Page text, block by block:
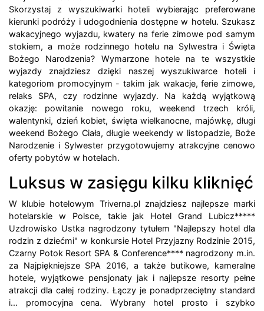
Skorzystaj z wyszukiwarki hoteli wybierając preferowane
kierunki podróży i udogodnienia dostępne w hotelu. Szukasz
wakacyjnego wyjazdu, kwatery na ferie zimowe pod samym
stokiem, a może rodzinnego hotelu na Sylwestra i Święta
Bożego Narodzenia? Wymarzone hotele na te wszystkie
wyjazdy znajdziesz dzięki naszej wyszukiwarce hoteli i
kategoriom promocyjnym - takim jak wakacje, ferie zimowe,
relaks SPA, czy rodzinne wyjazdy. Na każdą wyjątkową
okazję: powitanie nowego roku, weekend trzech króli,
walentynki, dzień kobiet, święta wielkanocne, majówkę, długi
weekend Bożego Ciała, długie weekendy w listopadzie, Boże
Narodzenie i Sylwester przygotowujemy atrakcyjne cenowo
oferty pobytów w hotelach.
Luksus w zasięgu kilku kliknięć
W klubie hotelowym Triverna.pl znajdziesz najlepsze marki
hotelarskie w Polsce, takie jak Hotel Grand Lubicz*****
Uzdrowisko Ustka nagrodzony tytułem "Najlepszy hotel dla
rodzin z dziećmi" w konkursie Hotel Przyjazny Rodzinie 2015,
Czarny Potok Resort SPA & Conference**** nagrodzony m.in.
za Najpiękniejsze SPA 2016, a także butikowe, kameralne
hotele, wyjątkowe pensjonaty jak i najlepsze resorty pełne
atrakcji dla całej rodziny. Łączy je ponadprzeciętny standard
i... promocyjna cena. Wybrany hotel prosto i szybko